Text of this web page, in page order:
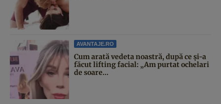
AVANTAJE.RO
Cum arată vedeta noastră, după ce și-a
făcut lifting facial: „Am purtat ochelari
de soare...